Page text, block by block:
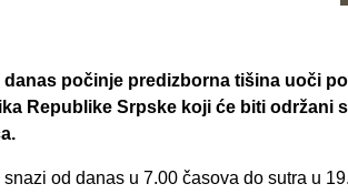
počinje predizborna tišina uoči
Republike Srpske koji će biti održani
snazi od danas u 7.00 časova do sutra u